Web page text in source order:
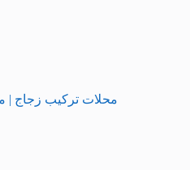
محلات تركيب زجاج |